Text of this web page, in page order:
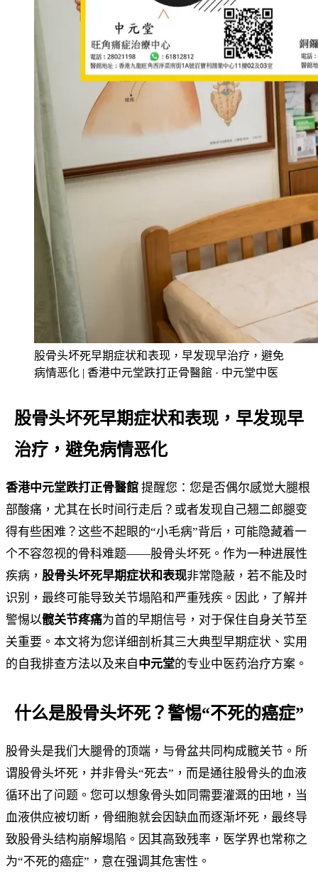
股骨头坏死早期症状和表现，早发现早治疗，避免
病情恶化 | 香港中元堂跌打正骨醫館 · 中元堂中医
股骨头坏死早期症状和表现，早发现早
治疗，避免病情恶化
香港中元堂跌打正骨醫館 提醒您：您是否偶尔感觉大腿根
部酸痛，尤其在长时间行走后？或者发现自己翘二郎腿变
得有些困难？这些不起眼的“小毛病”背后，可能隐藏着一
个不容忽视的骨科难题——股骨头坏死。作为一种进展性
疾病， 股骨头坏死早期症状和表现非常隐蔽，若不能及时
识别，最终可能导致关节塌陷和严重残疾。因此，了解并
警惕以髋关节疼痛为首的早期信号，对于保住自身关节至
关重要。本文将为您详细剖析其三大典型早期症状、实用
的自我排查方法以及来自中元堂的专业中医药治疗方案。
什么是股骨头坏死？警惕“不死的癌症”
股骨头是我们大腿骨的顶端，与骨盆共同构成髋关节。所
谓股骨头坏死，并非骨头“死去”，而是通往股骨头的血液
循环出了问题。您可以想象骨头如同需要灌溉的田地，当
血液供应被切断，骨细胞就会因缺血而逐渐坏死，最终导
致股骨头结构崩解塌陷。因其高致残率，医学界也常称之
为“不死的癌症”，意在强调其危害性。